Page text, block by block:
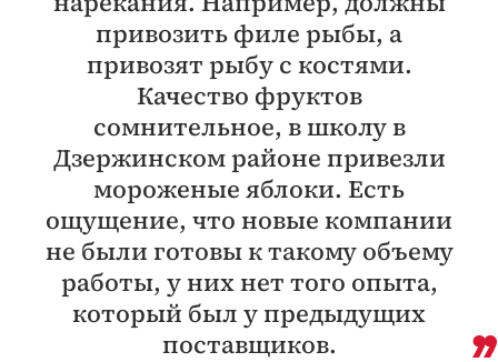
привозить филе рыбы, а
привозят рыбу с костями.
Качество фруктов
сомнительное, в школу в
Дзержинском районе привезли
мороженые яблоки. Есть
ощущение, что новые компании
не были готовы к такому объему
работы, у них нет того опыта,
который был у предыдущих
поставщиков.